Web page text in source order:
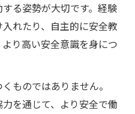
る姿勢が大切です。経験
れたり、自主的に安全教
り高い安全意識を身につ
ものではありません。
を通じて、より安全で働